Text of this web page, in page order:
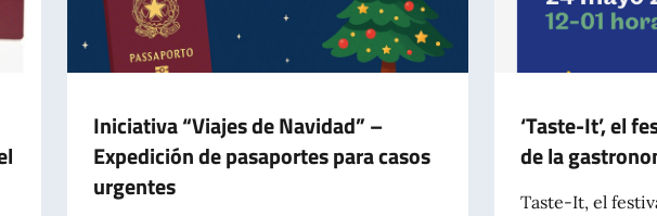
Iniciativa “Viajes de Navidad” –
Expedición de pasaportes para casos
urgentes
‘Taste-It’, el
de la
Taste-It, el